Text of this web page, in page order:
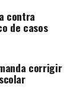
contra
de casos
corrigir